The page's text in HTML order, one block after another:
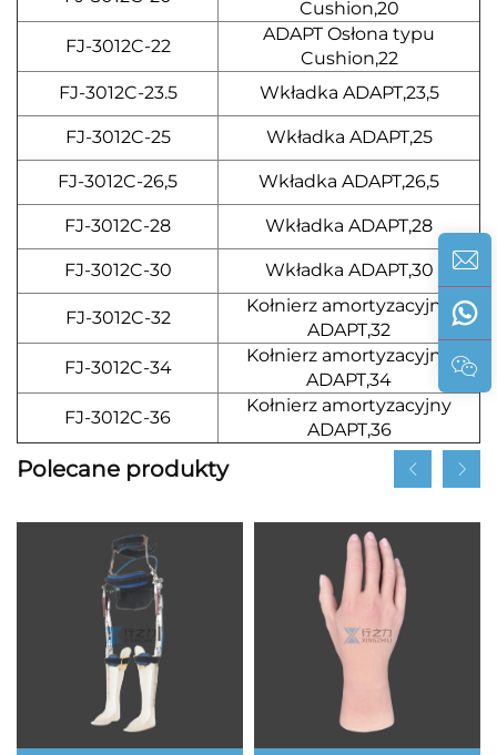
Cushion,20
FJ-3012C-22
ADAPT Osłona typu
Cushion,22
FJ-3012C-23.5
Wkładka ADAPT,23,5
FJ-3012C-25 Wkładka ADAPT,25
FJ-3012C-26,5 Wkładka ADAPT,26,5
FJ-3012C-28 Wkładka ADAPT,28
FJ-3012C-30 Wkładka ADAPT,30
FJ-3012C-32
Kołnierz amortyzacyjny
ADAPT,32
FJ-3012C-34
Kołnierz amortyzacyjny
ADAPT,34
FJ-3012C-36
Kołnierz amortyzacyjny
ADAPT,36
Polecane produkty